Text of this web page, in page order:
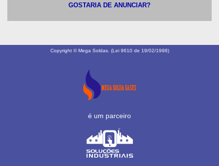
GOSTARIA DE ANUNCIAR?
Copyright © Mega Soldas. (Lei 9610 de 19/02/1998)
é um parceiro